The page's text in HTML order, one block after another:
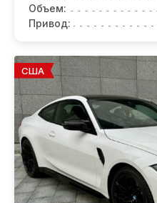
Объем:
Привод:
США